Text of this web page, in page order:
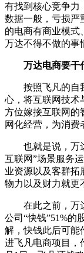
有找到核心竞争力
数据一般，亏损严
的电商有商业模式
万达不得不做的事
万达电商要干
按照飞凡的自我
心，将互联网技术
方位嫁接互联网的
网化经营，为消费
也就是说，万达
互联网”场景服务
业资源以及客群拓
物力以及财力就更
在此之前，万达
公司“快钱”51%的
解，快钱此后可能
进飞凡电商项目，